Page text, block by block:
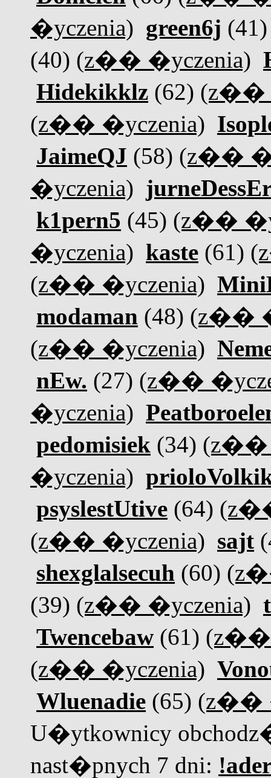
�yczenia) green6j
(40) (z�� �yczenia)
Hidekikklz (62) (z��
(z�� �yczenia)
JaimeQJ (58) (z��
�yczenia)
k1pern5 (45) (z��
�yczenia) kaste (61)
(z�� �yczenia)
modaman (48) (z��
(z�� �yczenia)
nEw. (27) (z��
�yczenia)
pedomisiek (34) (z��
�yczenia)
psyslestUtive (64)
(z�� �yczenia) sajt
shexglalsecuh (60)
(39) (z�� �yczenia)
Twencebaw (61) (z��
(z�� �yczenia)
Wluenadie (65) (z��
U�ytkownicy
nast�pnych 7 dni: